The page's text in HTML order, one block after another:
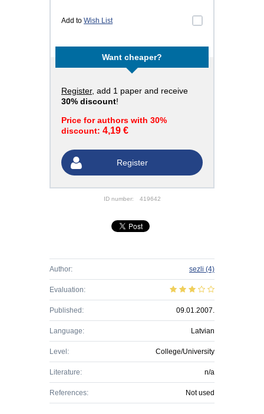
Add to Wish List
Want cheaper?
Register, add 1 paper and receive
30% discount!
Price for authors with 30%
discount: 4,19 €
Register
ID number: 419642
Author: sezli (4)
Evaluation:
Published: 09.01.2007.
Language: Latvian
Level: College/University
Literature: n/a
References: Not used